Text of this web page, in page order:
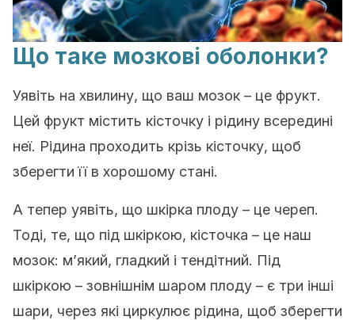
Що таке мозкові оболонки?
Уявіть на хвилину, що ваш мозок – це фрукт.
Цей фрукт містить кісточку і рідину всередині
неї. Рідина проходить крізь кісточку, щоб
зберегти її в хорошому стані.
А тепер уявіть, що шкірка плоду – це череп.
Тоді, те, що під шкіркою, кісточка – це наш
мозок: м’який, гладкий і тендітний. Під
шкіркою – зовнішнім шаром плоду – є три інші
шари, через які циркулює рідина, щоб зберегти